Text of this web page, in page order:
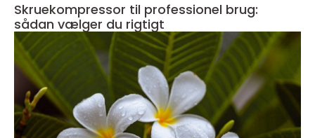
Skruekompressor til professionel brug:
sådan vælger du rigtigt